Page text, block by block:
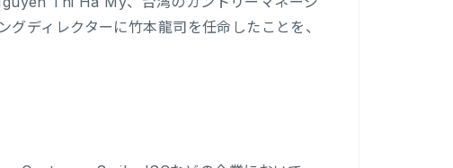
ディレクターに竹本龍司を任命したことを、